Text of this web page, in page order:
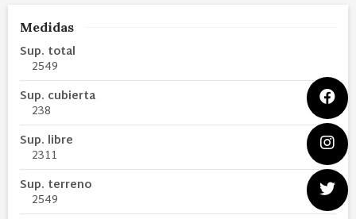
Medidas
Sup. total
2549
Sup. cubierta
238
Sup. libre
2311
Sup. terreno
2549